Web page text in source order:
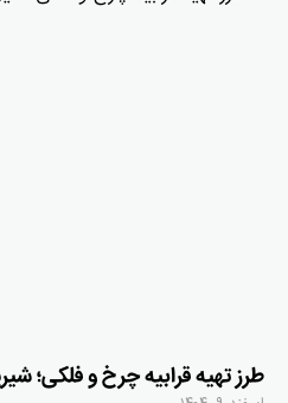
طرز تهیه قرابیه چرخ و فلکی؛